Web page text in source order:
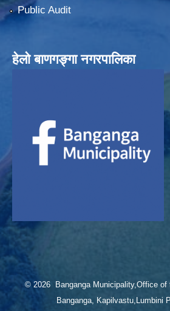
Public Audit
हेलाे बाणगङ्गा नगरपालिका
© 2026 Banganga Municipality,Office of
Banganga, Kapilvastu,Lumbini